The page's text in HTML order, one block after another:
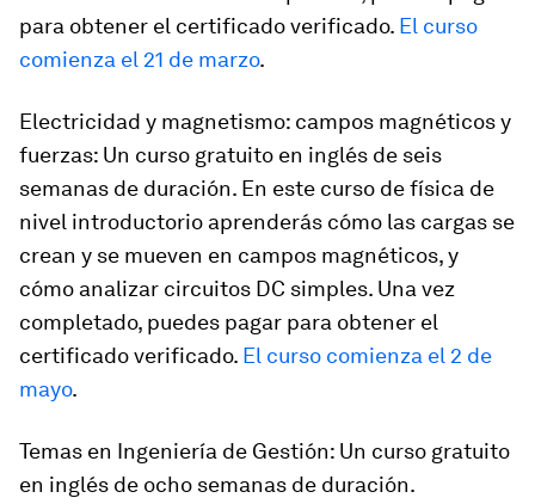
para obtener el certificado verificado. El curso
comienza el 21 de marzo.
Electricidad y magnetismo: campos magnéticos y
fuerzas: Un curso gratuito en inglés de seis
semanas de duración. En este curso de física de
nivel introductorio aprenderás cómo las cargas se
crean y se mueven en campos magnéticos, y
cómo analizar circuitos DC simples. Una vez
completado, puedes pagar para obtener el
certificado verificado. El curso comienza el 2 de
mayo.
Temas en Ingeniería de Gestión: Un curso gratuito
en inglés de ocho semanas de duración.